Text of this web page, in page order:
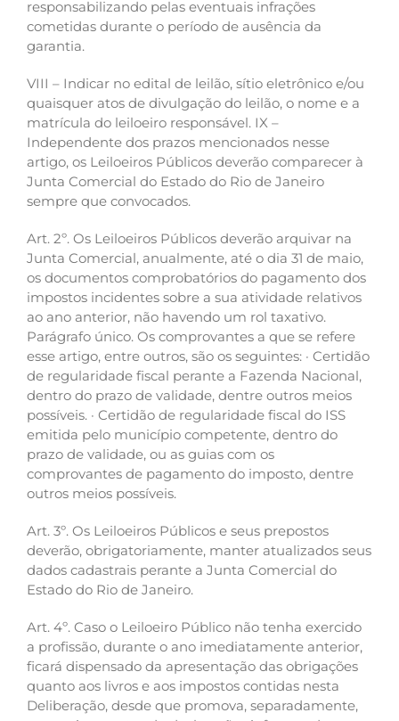
responsabilizando pelas eventuais infrações
cometidas durante o período de ausência da
garantia.
VIII – Indicar no edital de leilão, sítio eletrônico e/ou
quaisquer atos de divulgação do leilão, o nome e a
matrícula do leiloeiro responsável. IX –
Independente dos prazos mencionados nesse
artigo, os Leiloeiros Públicos deverão comparecer à
Junta Comercial do Estado do Rio de Janeiro
sempre que convocados.
Art. 2º. Os Leiloeiros Públicos deverão arquivar na
Junta Comercial, anualmente, até o dia 31 de maio,
os documentos comprobatórios do pagamento dos
impostos incidentes sobre a sua atividade relativos
ao ano anterior, não havendo um rol taxativo.
Parágrafo único. Os comprovantes a que se refere
esse artigo, entre outros, são os seguintes: · Certidão
de regularidade fiscal perante a Fazenda Nacional,
dentro do prazo de validade, dentre outros meios
possíveis. · Certidão de regularidade fiscal do ISS
emitida pelo município competente, dentro do
prazo de validade, ou as guias com os
comprovantes de pagamento do imposto, dentre
outros meios possíveis.
Art. 3º. Os Leiloeiros Públicos e seus prepostos
deverão, obrigatoriamente, manter atualizados seus
dados cadastrais perante a Junta Comercial do
Estado do Rio de Janeiro.
Art. 4º. Caso o Leiloeiro Público não tenha exercido
a profissão, durante o ano imediatamente anterior,
ficará dispensado da apresentação das obrigações
quanto aos livros e aos impostos contidas nesta
Deliberação, desde que promova, separadamente,